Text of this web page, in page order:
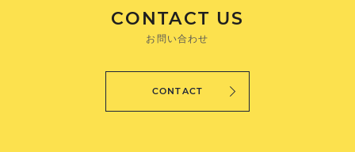
CONTACT US
お問い合わせ
CONTACT